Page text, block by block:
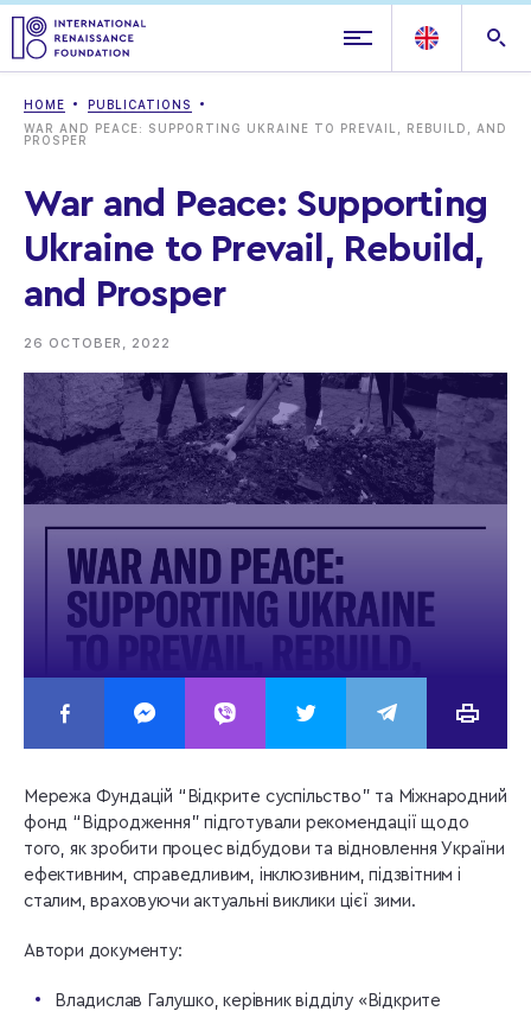
HOME
PUBLICATIONS
WAR AND PEACE: SUPPORTING UKRAINE TO PREVAIL, REBUILD, AND
PROSPER
War and Peace: Supporting
Ukraine to Prevail, Rebuild,
and Prosper
26 OCTOBER, 2022
Мережа Фундацій “Відкрите суспільство” та Міжнародний
фонд “Відродження” підготували рекомендації щодо
того, як зробити процес відбудови та відновлення України
ефективним, справедливим, інклюзивним, підзвітним і
сталим, враховуючи актуальні виклики цієї зими.
Автори документу:
Владислав Галушко, керівник відділу «Відкрите